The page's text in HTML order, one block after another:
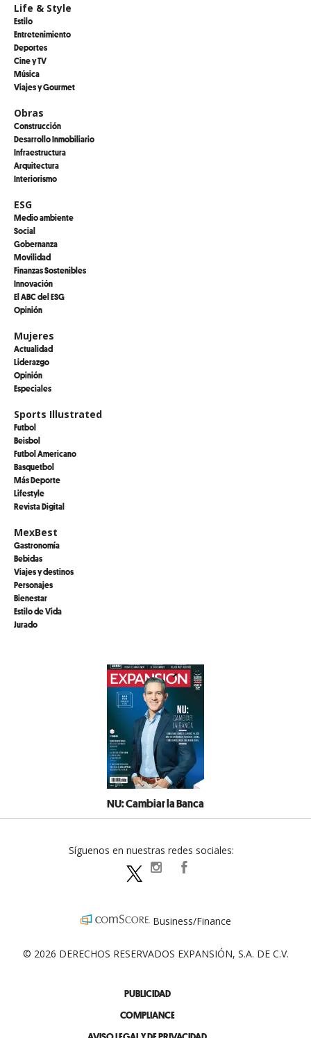
Life & Style
Estilo
Entretenimiento
Deportes
Cine y TV
Música
Viajes y Gourmet
Obras
Construcción
Desarrollo Inmobiliario
Infraestructura
Arquitectura
Interiorismo
ESG
Medio ambiente
Social
Gobernanza
Movilidad
Finanzas Sostenibles
Innovación
El ABC del ESG
Opinión
Mujeres
Actualidad
Liderazgo
Opinión
Especiales
Sports Illustrated
Futbol
Beisbol
Futbol Americano
Basquetbol
Más Deporte
Lifestyle
Revista Digital
MexBest
Gastronomía
Bebidas
Viajes y destinos
Personajes
Bienestar
Estilo de Vida
Jurado
NU: Cambiar la Banca
PUBLICIDAD
COMPLIANCE
Síguenos en nuestras redes sociales:
expansionpolitica
Business/Finance
© 2026 DERECHOS RESERVADOS EXPANSIÓN, S.A. DE C.V.